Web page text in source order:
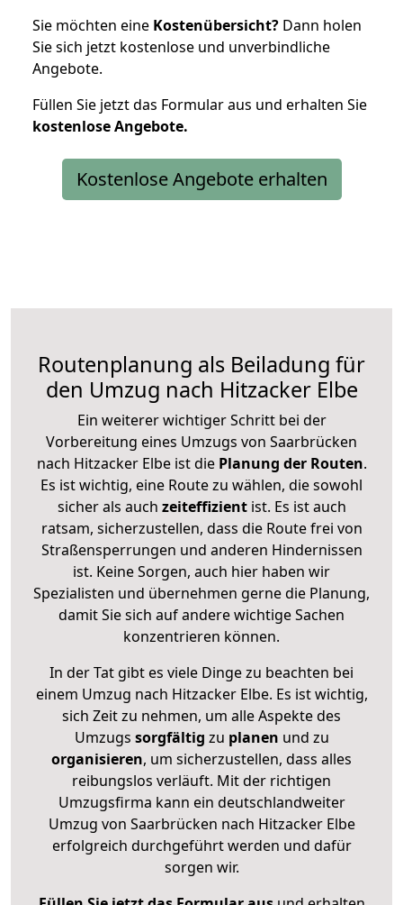
Sie möchten eine Kostenübersicht? Dann holen
Sie sich jetzt kostenlose und unverbindliche
Angebote.
Füllen Sie jetzt das Formular aus und erhalten Sie
kostenloseAngebote.
Kostenlose Angebote erhalten
Routenplanung als Beiladung für
den Umzug nach Hitzacker Elbe
Ein weiterer wichtiger Schritt bei der
Vorbereitung eines Umzugs von Saarbrücken
nach Hitzacker Elbe ist diePlanung der Routen.
Es ist wichtig, eine Route zu wählen, die sowohl
sicher als auch zeiteffizientist. Es ist auch
ratsam, sicherzustellen, dass die Route frei von
Straßensperrungen und anderen Hindernissen
ist. Keine Sorgen, auch hier haben wir
Spezialisten und übernehmen gerne die Planung,
damit Sie sich auf andere wichtige Sachen
konzentrieren können.
In der Tat gibt es viele Dinge zu beachten bei
einem Umzug nach Hitzacker Elbe. Es ist wichtig,
sich Zeit zu nehmen, um alle Aspekte des
Umzugs sorgfältig zu planen und zu
organisieren, um sicherzustellen, dass alles
reibungslos verläuft. Mit der richtigen
Umzugsfirma kann ein deutschlandweiter
Umzug von Saarbrücken nach Hitzacker Elbe
erfolgreich durchgeführt werden und dafür
sorgen wir.